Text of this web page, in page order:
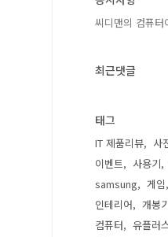
씨디맨의 컴퓨터
최근댓글
태그
IT 제품리뷰 사
이벤트
사용기
samsung
게임
인테리어
개봉
컴퓨터
유플러